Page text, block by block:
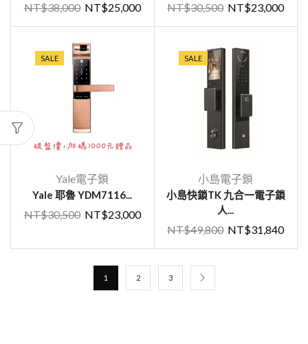
NT$38,000 NT$25,000 NT$30,500 NT$23,000
SALE
Yale電子鎖
Yale 耶魯 YDM7116...
NT$30,500 NT$23,000
SALE
小島電子鎖
小島快鎖TK 九合一電子鎖
人...
NT$49,800 NT$31,840
1 2 3